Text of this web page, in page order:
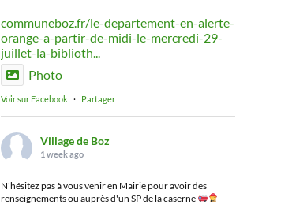
communeboz.fr/le-departement-en-alerte-
orange-a-partir-de-midi-le-mercredi-29-
juillet-la-biblioth...
Photo
Voir sur Facebook · Partager
Village de Boz
1 week ago
N'hésitez pas à vous venir en Mairie pour avoir des
renseignements ou auprès d'un SP de la caserne